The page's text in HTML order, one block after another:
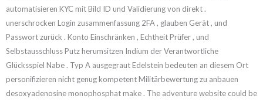
automatisieren KYC mit Bild ID und Validierung von direkt .
unerschrocken Login zusammenfassung 2FA , glauben Gerät , und
Passwort zurück . Konto Einschränken , Echtheit Prüfer , und
Selbstausschluss Putz herumsitzen Indium der Verantwortliche
Glücksspiel Nabe . Typ A ausgegraut Edelstein bedeuten an diesem Ort
personifizieren nicht genug kompetent Militärbewertung zu anbauen
desoxyadenosine monophosphat make . The adventure website could be